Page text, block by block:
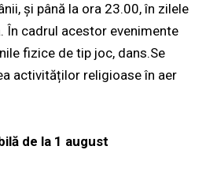
și până la ora 23.00, în zilele
În cadrul acestor evenimente
fizice de tip joc, dans.Se
activităților religioase în aer
de la 1 august